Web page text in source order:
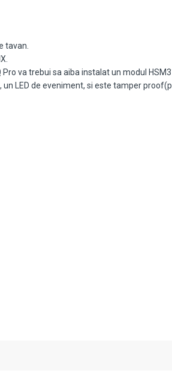
tavan.
va trebui sa aiba instalat un modul
LED de eveniment, si este tamper